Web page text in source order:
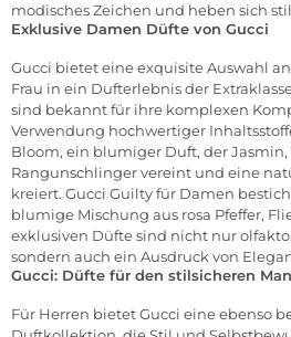
modisches Zeichen und heben sich
Exklusive Damen Düfte von Gucci
Gucci bietet eine exquisite Auswahl an
Frau in ein Dufterlebnis der
sind bekannt für ihre komplexen
Verwendung hochwertiger
Bloom, ein blumiger Duft, der Jasmin,
Rangunschlinger vereint und eine
kreiert. Gucci Guilty für Damen
blumige Mischung aus rosa Pfeffer,
exklusiven Düfte sind nicht nur
sondern auch ein Ausdruck von
Gucci: Düfte für den stilsicheren
Für Herren bietet Gucci eine ebenso